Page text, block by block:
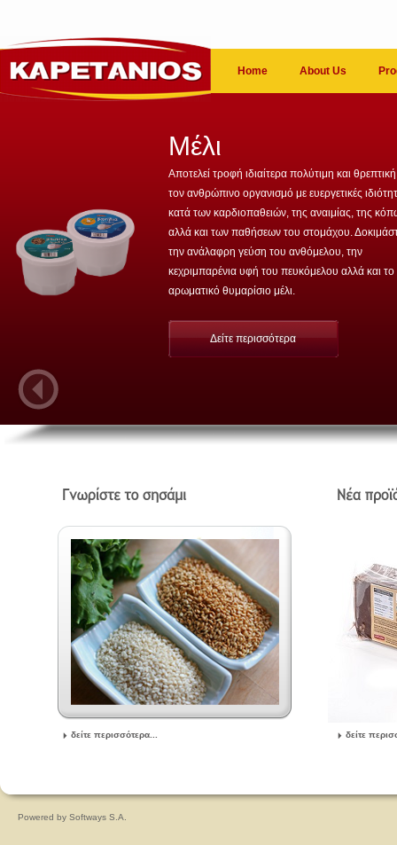
Home About Us
Μέλι
Αποτελεί τροφή ιδιαίτερα πολύτιμη και θρεπτική
τον ανθρώπινο οργανισμό με ευεργετικές
κατά των καρδιοπαθειών, της αναιμίας, της
αλλά και των παθήσεων του στομάχου.
την ανάλαφρη γεύση του ανθόμελου, την
κεχριμπαρένια υφή του πευκόμελου αλλά και το
αρωματικό θυμαρίσιο μέλι.
Δείτε περισσότερα
δείτε περισσότερα... δείτε
Powered by Softways S.A.